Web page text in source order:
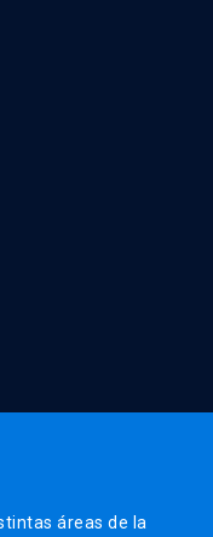
áreas de la